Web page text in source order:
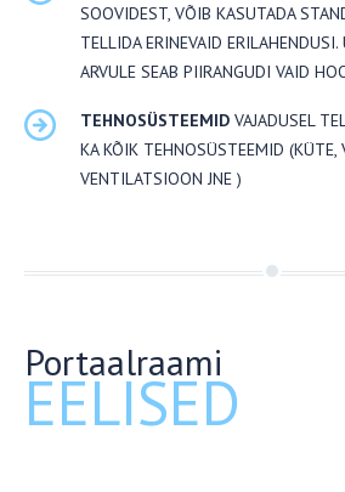
SOOVIDEST, VÕIB KASUTADA
TELLIDA ERINEVAID ERILAHENDUSI.
ARVULE SEAB PIIRANGUDI VAID
TEHNOSÜSTEEMID VAJADUSEL
KA KÕIK TEHNOSÜSTEEMID (KÜTE,
VENTILATSIOON JNE )
Portaalraami
EELISED